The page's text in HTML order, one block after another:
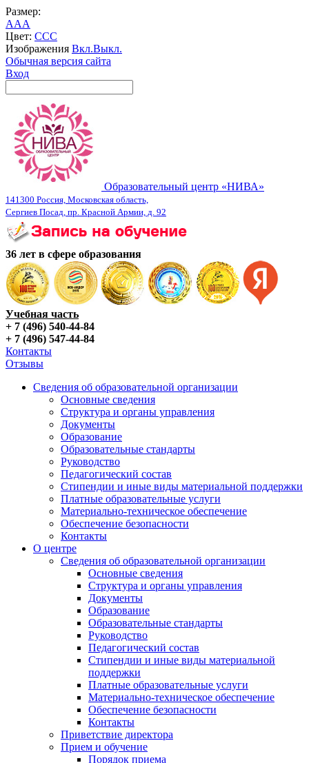
Размер:
AAA
Цвет: CCC
Изображения Вкл.Выкл.
Обычная версия сайта
Вход
Образовательный центр «НИВА»
141300 Россия, Московская область,
Сергиев Посад, пр. Красной Армии, д. 92
36 лет в сфере образования
Учебная часть
+ 7 (496) 540-44-84
+ 7 (496) 547-44-84
Контакты
Отзывы
Сведения об образовательной организации
Основные сведения
Структура и органы управления
Документы
Образование
Образовательные стандарты
Руководство
Педагогический состав
Стипендии и иные виды материальной поддержки
Платные образовательные услуги
Материально-техническое обеспечение
Обеспечение безопасности
Контакты
О центре
Сведения об образовательной организации
Основные сведения
Структура и органы управления
Документы
Образование
Образовательные стандарты
Руководство
Педагогический состав
Стипендии и иные виды материальной
поддержки
Платные образовательные услуги
Материально-техническое обеспечение
Обеспечение безопасности
Контакты
Приветствие директора
Прием и обучение
Порядок приема